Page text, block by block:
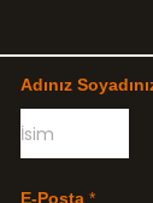
Adınız
E-Posta *